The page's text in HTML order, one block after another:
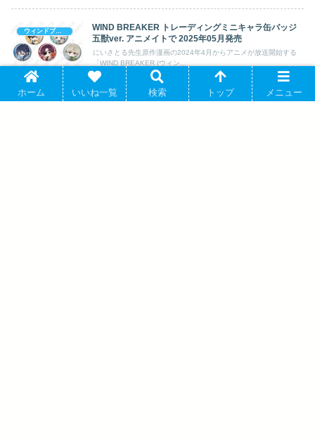
ウィンドブレイカー (ウィンブレ)
WIND BREAKER トレーディングミニキャラ缶バッジ
五獣ver. アニメイトで 2025年05月発売
にいさとる先生原作漫画の2024年4月からアニメが放送開始する
「WIND BREAKER (ウィン...
ホーム いいね一覧 検索 トップ メニュー